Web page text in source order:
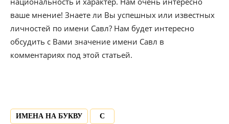
ваше мнение! Знаете ли Вы успешных или известных
личностей по имени Савл? Нам будет интересно
обсудить с Вами значение имени Савл в
комментариях под этой статьей.
ИМЕНА НА БУКВУ С